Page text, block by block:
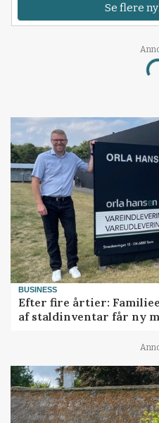
Se flere
BUSINESS
Efter fire årtier:
af staldinventar får ny